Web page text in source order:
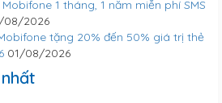
1 tháng, 1 năm miễn phí SMS
08/2026
tặng 20% đến 50% giá trị thẻ
01/08/2026